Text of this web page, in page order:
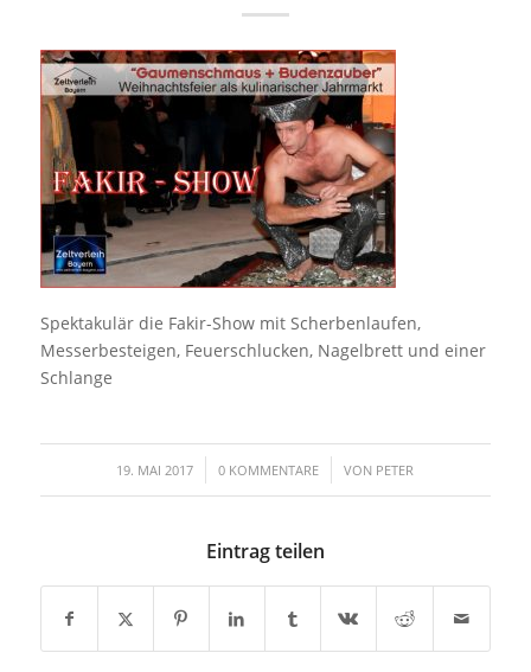
Spektakulär die Fakir-Show mit Scherbenlaufen,
Messerbesteigen, Feuerschlucken, Nagelbrett und einer
Schlange
19. MAI 2017
/ 0 KOMMENTARE
/ VON PETER
Eintrag teilen